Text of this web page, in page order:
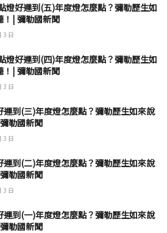
燈好運到(五)年度燈怎麼點？彌勒歷生如
！| 彌勒國新聞
3 日
燈好運到(四)年度燈怎麼點？彌勒歷生如
！| 彌勒國新聞
3 日
運到(三)年度燈怎麼點？彌勒歷生如來說
勒國新聞
3 日
運到(二)年度燈怎麼點？彌勒歷生如來說
勒國新聞
3 日
運到(一)年度燈怎麼點？彌勒歷生如來說
勒國新聞